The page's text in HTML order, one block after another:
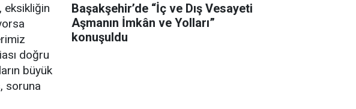
eksikliğin
doğru
büyük
soruna
Başakşehir’de “İç ve Dış Vesayeti
Aşmanın İmkân ve Yolları”
konuşuldu